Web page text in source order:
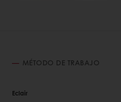
MÉTODO DE TRABAJO
Eclair